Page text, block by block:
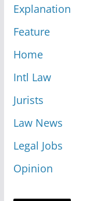
Explanation
Feature
Home
Intl Law
Jurists
Law News
Legal Jobs
Opinion